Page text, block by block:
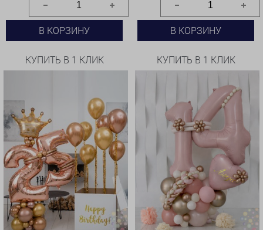
В КОРЗИНУ
КУПИТЬ В 1 КЛИК
В КОРЗИНУ
КУПИТЬ В 1 КЛИК